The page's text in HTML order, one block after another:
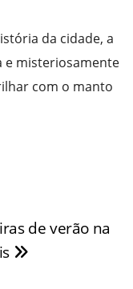
da cidade, a
e misteriosamente
com o manto
de verão na